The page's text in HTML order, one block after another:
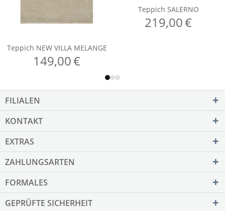
FILIALEN
KONTAKT
EXTRAS
ZAHLUNGSARTEN
FORMALES
GEPRÜFTE SICHERHEIT